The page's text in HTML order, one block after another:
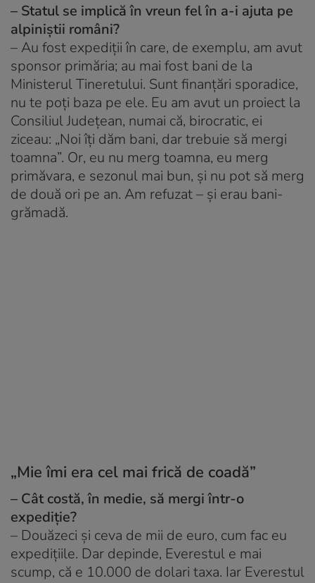
– Statul se implică în vreun fel în a-i ajuta pe
alpiniștii români?
– Au fost expediții în care, de exemplu, am avut
sponsor primăria; au mai fost bani de la
Ministerul Tineretului. Sunt finanțări sporadice,
nu te poți baza pe ele. Eu am avut un proiect la
Consiliul Județean, numai că, birocratic, ei
ziceau: „Noi îți dăm bani, dar trebuie să mergi
toamna”. Or, eu nu merg toamna, eu merg
primăvara, e sezonul mai bun, și nu pot să merg
de două ori pe an. Am refuzat – și erau bani-
grămadă.
„Mie îmi era cel mai frică de coadă”
– Cât costă, în medie, să mergi într-o
expediție?
– Douăzeci și ceva de mii de euro, cum fac eu
expedițiile. Dar depinde, Everestul e mai
scump, că e 10.000 de dolari taxa. Iar Everestul